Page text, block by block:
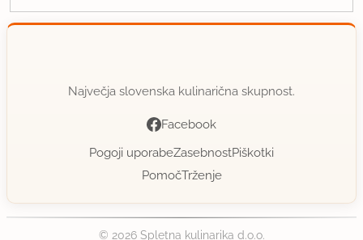
Največja slovenska kulinarična skupnost.
Facebook
Pogoji uporabeZasebnostPiškotki
PomočTrženje
© 2026 Spletna kulinarika d.o.o.